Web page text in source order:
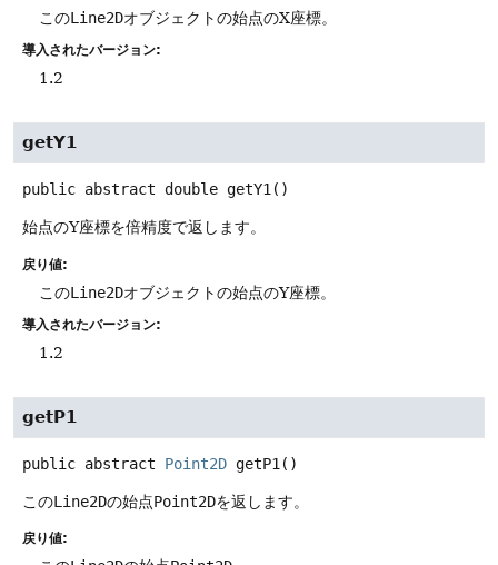
このLine2Dオブジェクトの始点のX座標。
導入されたバージョン:
1.2
getY1
public abstract double getY1()
始点のY座標を倍精度で返します。
戻り値:
このLine2Dオブジェクトの始点のY座標。
導入されたバージョン:
1.2
getP1
public abstract Point2D getP1 ()
このLine2Dの始点Point2Dを返します。
戻り値: